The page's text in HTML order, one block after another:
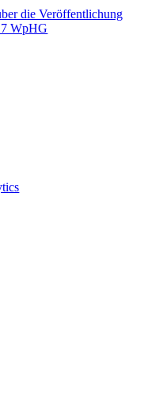
die Veröffentlichung
WpHG